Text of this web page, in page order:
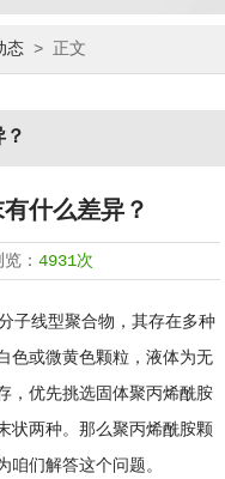
态 > 正文
什么差异？
： 4931次
线型聚合物，其存在多种
色或微黄色颗粒，液体为无
，优先挑选固体聚丙烯酰胺
状两种。那么聚丙烯酰胺颗
们解答这个问题。